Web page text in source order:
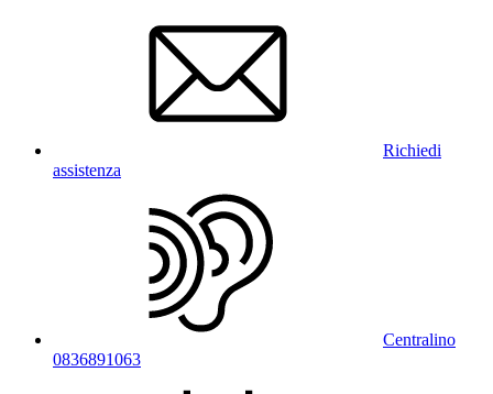
Richiedi
assistenza
Centralino
0836891063